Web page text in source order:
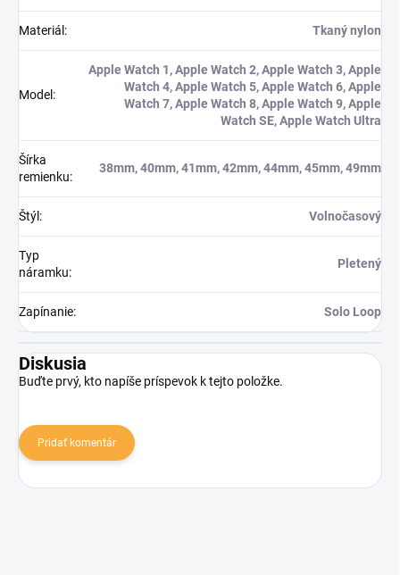
Materiál : Tkaný nylon
Model :
Apple Watch 1, Apple Watch 2, Apple Watch 3, Apple
Watch 4, Apple Watch 5, Apple Watch 6, Apple
Watch 7, Apple Watch 8, Apple Watch 9, Apple
Watch SE, Apple Watch Ultra
Šírka
remienku:
38mm, 40mm, 41mm, 42mm, 44mm, 45mm, 49mm
Štýl : Volnočasový
Typ
náramku:
Pletený
Zapínanie: Solo Loop
Diskusia
Buďte prvý, kto napíše príspevok k tejto položke.
Pridať komentár